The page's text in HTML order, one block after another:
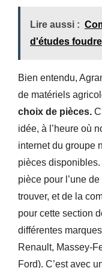
Lire aussi :
d'études foudre
Bien entendu,
de matériels
choix de pièces.
idée, à l’heure où
internet du groupe
pièces
pièce pour l’une
trouver, et de la
pour cette section
différentes
Renault, Massey-
Ford). C’est avec